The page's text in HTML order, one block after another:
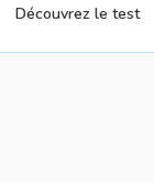
Découvrez le test